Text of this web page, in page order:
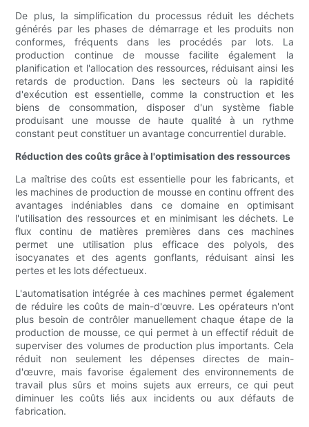
De plus, la simplification du processus réduit les déchets
générés par les phases de démarrage et les produits non
conformes, fréquents dans les procédés par lots. La
production continue de mousse facilite également la
planification et l'allocation des ressources, réduisant ainsi les
retards de production. Dans les secteurs où la rapidité
d'exécution est essentielle, comme la construction et les
biens de consommation, disposer d'un système fiable
produisant une mousse de haute qualité à un rythme
constant peut constituer un avantage concurrentiel durable.
Réduction des coûts grâce à l'optimisation des ressources
La maîtrise des coûts est essentielle pour les fabricants, et
les machines de production de mousse en continu offrent des
avantages indéniables dans ce domaine en optimisant
l'utilisation des ressources et en minimisant les déchets. Le
flux continu de matières premières dans ces machines
permet une utilisation plus efficace des polyols, des
isocyanates et des agents gonflants, réduisant ainsi les
pertes et les lots défectueux.
L'automatisation intégrée à ces machines permet également
de réduire les coûts de main-d'œuvre. Les opérateurs n'ont
plus besoin de contrôler manuellement chaque étape de la
production de mousse, ce qui permet à un effectif réduit de
superviser des volumes de production plus importants. Cela
réduit non seulement les dépenses directes de main-
d'œuvre, mais favorise également des environnements de
travail plus sûrs et moins sujets aux erreurs, ce qui peut
diminuer les coûts liés aux incidents ou aux défauts de
fabrication.